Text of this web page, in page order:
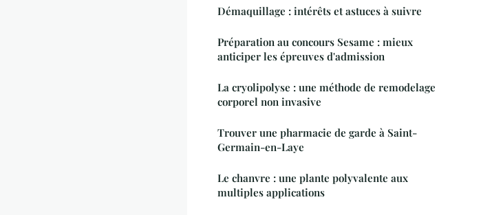
Démaquillage : intérêts et astuces à suivre
Préparation au concours Sesame : mieux
anticiper les épreuves d'admission
La cryolipolyse : une méthode de remodelage
corporel non invasive
Trouver une pharmacie de garde à Saint-
Germain-en-Laye
Le chanvre : une plante polyvalente aux
multiples applications